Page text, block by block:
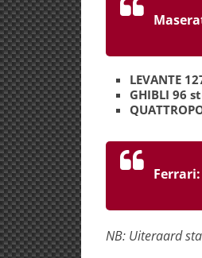
LEVANTE
GHIBLI 96
Ferrari:
NB: Uiteraard